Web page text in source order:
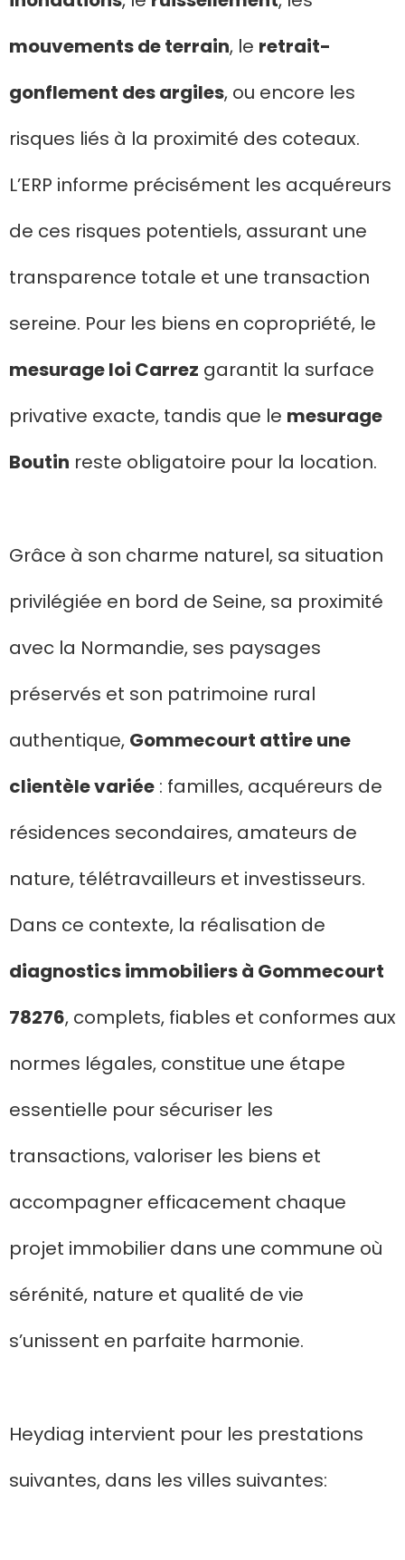
mouvements de terrain, le retrait-
gonflement des argiles, ou encore les
risques liés à la proximité des coteaux.
L’ERP informe précisément les acquéreurs
de ces risques potentiels, assurant une
transparence totale et une transaction
sereine. Pour les biens en copropriété, le
mesurage loi Carrez garantit la surface
privative exacte, tandis que le mesurage
Boutin reste obligatoire pour la location.
Grâce à son charme naturel, sa situation
privilégiée en bord de Seine, sa proximité
avec la Normandie, ses paysages
préservés et son patrimoine rural
authentique, Gommecourt attire une
clientèle variée : familles, acquéreurs de
résidences secondaires, amateurs de
nature, télétravailleurs et investisseurs.
Dans ce contexte, la réalisation de
diagnostics immobiliers à Gommecourt
78276, complets, fiables et conformes aux
normes légales, constitue une étape
essentielle pour sécuriser les
transactions, valoriser les biens et
accompagner efficacement chaque
projet immobilier dans une commune où
sérénité, nature et qualité de vie
s’unissent en parfaite harmonie.
Heydiag intervient pour les prestations
suivantes, dans les villes suivantes: